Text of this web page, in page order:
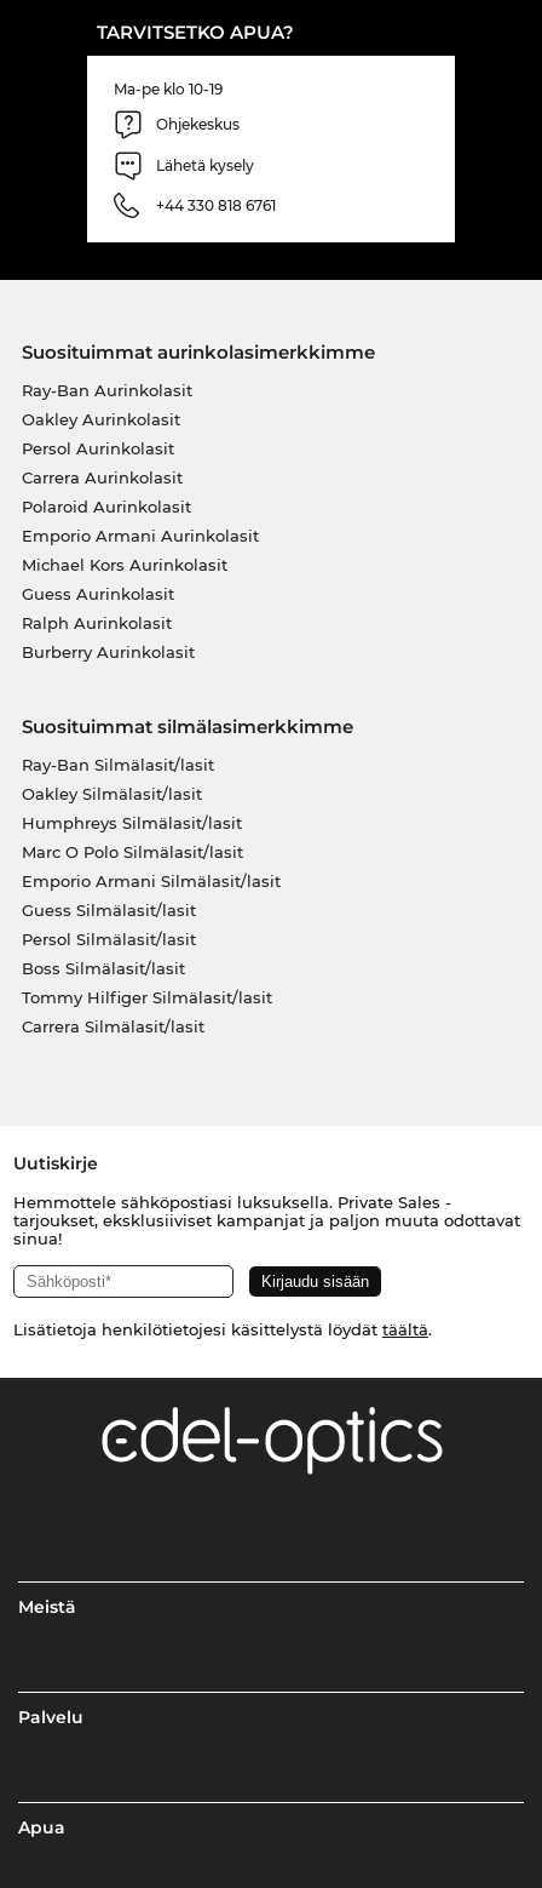
TARVITSETKO APUA?
Ma-pe klo 10-19
Ohjekeskus
Lähetä kysely
+44 330 818 6761
Suosituimmat aurinkolasimerkkimme
Ray-Ban Aurinkolasit
Oakley Aurinkolasit
Persol Aurinkolasit
Carrera Aurinkolasit
Polaroid Aurinkolasit
Emporio Armani Aurinkolasit
Michael Kors Aurinkolasit
Guess Aurinkolasit
Ralph Aurinkolasit
Burberry Aurinkolasit
Suosituimmat silmälasimerkkimme
Ray-Ban Silmälasit/lasit
Oakley Silmälasit/lasit
Humphreys Silmälasit/lasit
Marc O Polo Silmälasit/lasit
Emporio Armani Silmälasit/lasit
Guess Silmälasit/lasit
Persol Silmälasit/lasit
Boss Silmälasit/lasit
Tommy Hilfiger Silmälasit/lasit
Carrera Silmälasit/lasit
Uutiskirje
Hemmottele sähköpostiasi luksuksella. Private Sales -
tarjoukset, eksklusiiviset kampanjat ja paljon muuta odottavat
sinua!
Lisätietoja henkilötietojesi käsittelystä löydät täältä.
Meistä
Palvelu
Apua